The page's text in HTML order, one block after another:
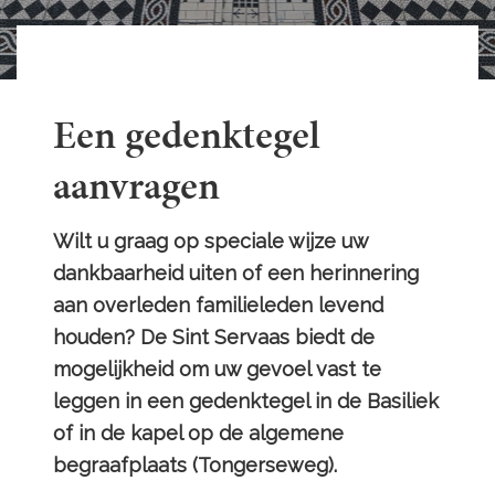
Een gedenktegel
aanvragen
Wilt u graag op speciale wijze uw
dankbaarheid uiten of een herinnering
aan overleden familieleden levend
houden? De Sint Servaas biedt de
mogelijkheid om uw gevoel vast te
leggen in een gedenktegel in de Basiliek
of in de kapel op de algemene
begraafplaats (Tongerseweg).